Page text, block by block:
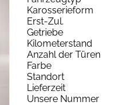
Karosserieform
Erst-Zul.
Getriebe
Kilometerstand
Anzahl der Türen
Farbe
Standort
Lieferzeit
Unsere Nummer